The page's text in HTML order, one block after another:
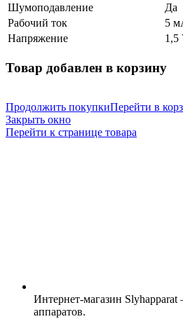
Шумоподавление
Да
Рабочий ток
5
Напряжение
1,5
Товар добавлен в корзину
Продолжить покупкиПерейти в
Закрыть окно
Перейти к странице товара
Интернет-магазин Slyhapparat
аппаратов.